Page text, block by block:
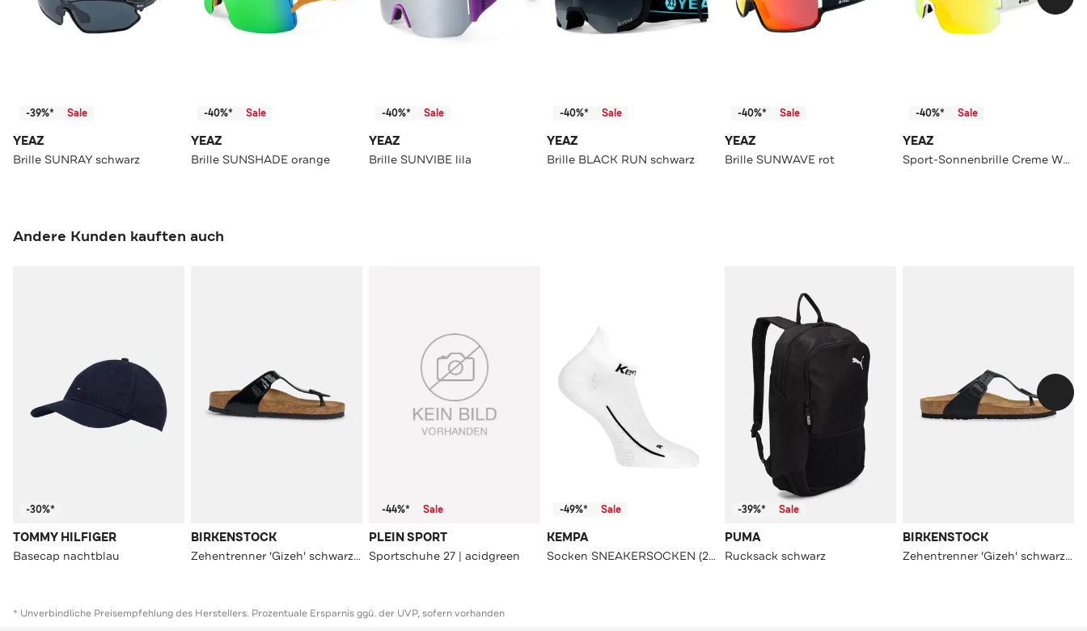
-39%* Sale
YEAZ
Brille SUNRAY schwarz
-40%* Sale
YEAZ
Brille SUNSHADE orange
-40%* Sale
YEAZ
Brille SUNVIBE lila
-40%* Sale
YEAZ
Brille BLACK RUN schwarz
-40%* Sale
YEAZ
Brille SUNWAVE rot
-40%* Sale
YEAZ
Sport-Sonnenbrille Creme White/Mango Red SUNSPARK
Andere Kunden kauften auch
-30%*
TOMMY HILFIGER
Basecap nachtblau
BIRKENSTOCK
Zehentrenner 'Gizeh' schwarz unisex
-44%* Sale
PLEIN SPORT
Sportschuhe 27 | acidgreen
-49%* Sale
KEMPA
Socken SNEAKERSOCKEN (2ER-PACK) weiß
-39%* Sale
PUMA
Rucksack schwarz
BIRKENSTOCK
Zehentrenner 'Gizeh' schwarz unisex
* Unverbindliche Preisempfehlung des Herstellers. Prozentuale Ersparnis ggü. der UVP, sofern vorhanden